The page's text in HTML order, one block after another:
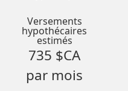
Versements
hypothécaires
estimés
735 $CA
par mois